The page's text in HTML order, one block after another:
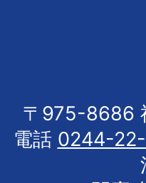
〒975-8686
電話 0244-22-